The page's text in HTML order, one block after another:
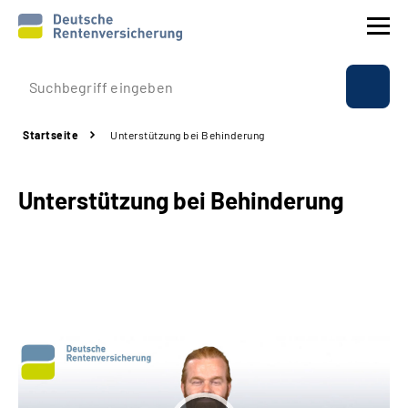
Prävention
Rente
Über uns & Presse
Startseite Unterstützung bei Behinderung
Unterstützung bei Behinderung